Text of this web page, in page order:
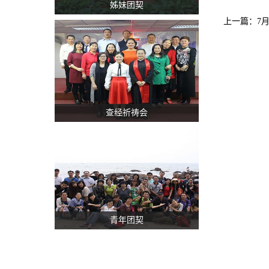
姊妹团契
查经祈祷会
青年团契
上一篇： 7